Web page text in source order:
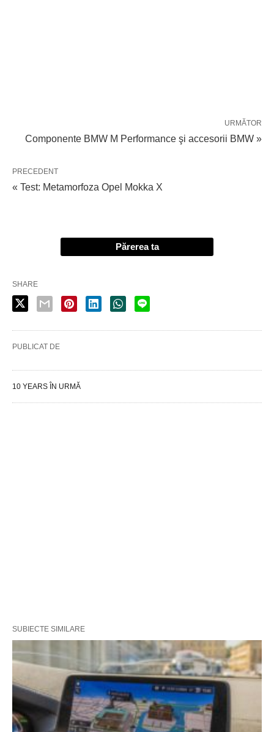
URMĂTOR
Componente BMW M Performance şi accesorii BMW »
PRECEDENT
« Test: Metamorfoza Opel Mokka X
Părerea ta
SHARE
PUBLICAT DE
10 YEARS ÎN URMĂ
SUBIECTE SIMILARE